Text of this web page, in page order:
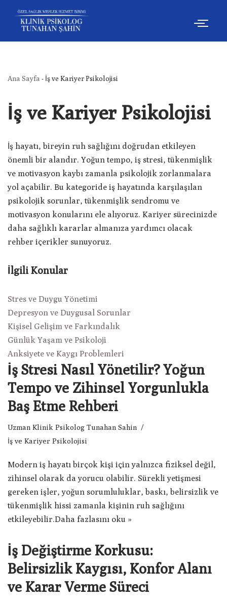
İçeriğe
geç
Ana Sayfa - İş ve Kariyer Psikolojisi
İş ve Kariyer Psikolojisi
İş hayatı, bireyin ruh sağlığını doğrudan etkileyen
önemli bir alandır. Yoğun tempo, iş stresi, tükenmişlik
ve motivasyon kaybı zamanla psikolojik zorlanmalara
yol açabilir. Bu kategoride iş hayatında karşılaşılan
psikolojik sorunlar, tükenmişlik sendromu ve
motivasyon konularını ele alıyoruz. Kariyer sürecinizde
daha sağlıklı kararlar almanıza yardımcı olacak
rehber içerikler sunuyoruz.
İlgili Konular
Stres ve Duygu Yönetimi
Depresyon ve Duygusal Sorunlar
Kişisel Gelişim ve Farkındalık
Günlük Yaşam ve Psikoloji
Anksiyete ve Kaygı Problemleri
İş Stresi Nasıl Yönetilir? Yoğun
Tempo ve Zihinsel Yorgunlukla
Baş Etme Rehberi
Uzman Klinik Psikolog Tunahan Sahin
İş ve Kariyer Psikolojisi
Modern iş hayatı birçok kişi için yalnızca fiziksel değil,
zihinsel olarak da yorucu olabilir. Sürekli yetişmesi
gereken işler, yoğun sorumluluklar, baskı, belirsizlik ve
tükenmişlik hissi zamanla kişinin ruh sağlığını
etkileyebilir.Daha fazlasını oku »
İş Değiştirme Korkusu:
Belirsizlik Kaygısı, Konfor Alanı
ve Karar Verme Süreci